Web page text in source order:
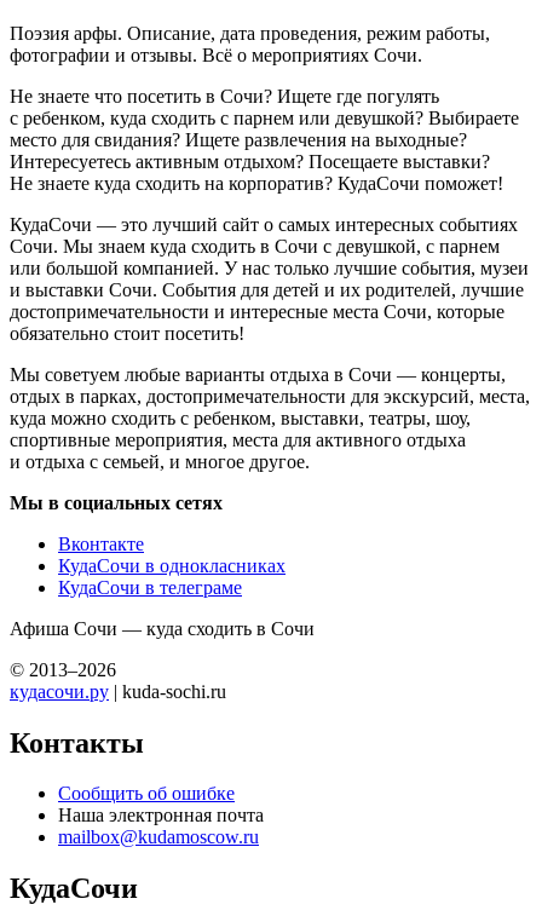
Поэзия арфы. Описание, дата проведения, режим работы,
фотографии и отзывы. Всё о мероприятиях Сочи.
Не знаете что посетить в Сочи? Ищете где погулять
с ребенком, куда сходить с парнем или девушкой? Выбираете
место для свидания? Ищете развлечения на выходные?
Интересуетесь активным отдыхом? Посещаете выставки?
Не знаете куда сходить на корпоратив? КудаСочи поможет!
КудаСочи — это лучший сайт о самых интересных событиях
Сочи. Мы знаем куда сходить в Сочи с девушкой, с парнем
или большой компанией. У нас только лучшие события, музеи
и выставки Сочи. События для детей и их родителей, лучшие
достопримечательности и интересные места Сочи, которые
обязательно стоит посетить!
Мы советуем любые варианты отдыха в Сочи — концерты,
отдых в парках, достопримечательности для экскурсий, места,
куда можно сходить с ребенком, выставки, театры, шоу,
спортивные мероприятия, места для активного отдыха
и отдыха с семьей, и многое другое.
Мы в социальных сетях
Вконтакте
КудаСочи в однокласниках
КудаСочи в телеграме
Афиша Сочи — куда сходить в Сочи
© 2013–2026
кудасочи.ру | kuda-sochi.ru
Контакты
Сообщить об ошибке
Наша электронная почта
mailbox@kudamoscow.ru
КудаСочи